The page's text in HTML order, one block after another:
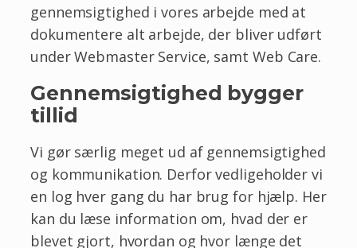
gennemsigtighed i vores arbejde med at
dokumentere alt arbejde, der bliver udført
under Webmaster Service, samt Web Care.
Gennemsigtighed bygger
tillid
Vi gør særlig meget ud af gennemsigtighed
og kommunikation. Derfor vedligeholder vi
en log hver gang du har brug for hjælp. Her
kan du læse information om, hvad der er
blevet gjort, hvordan og hvor længe det